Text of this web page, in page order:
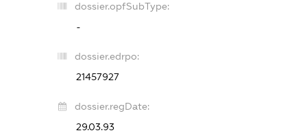
dossier.opfSubType:
-
dossier.edrpo:
21457927
dossier.regDate:
29.03.93